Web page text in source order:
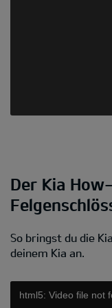
Der Kia
So bringst du die
deinem Kia an.
html5: Video file not